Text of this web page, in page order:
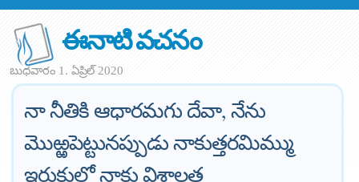
ఈనాటి వచనం
బుధవారం 1. ఏప్రిల్ 2020
నా నీతికి ఆధారమగు దేవా, నేను
మొఱ్ఱపెట్టునప్పుడు నాకుత్తరమిమ్ము
ఇరుకులో నాకు విశాలత